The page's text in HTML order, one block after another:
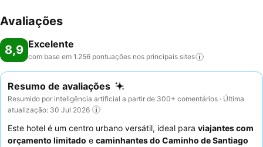
Avaliações
8,9 Excelente
com base em 1.256 pontuações nos principais sites
Resumo de avaliações
Resumido por inteligência artificial a partir de 300+ comentários · Última
atualização: 30 Jul 2026
Este hotel é um centro urbano versátil, ideal para viajantes com
orçamento limitado e caminhantes do Caminho de Santiago